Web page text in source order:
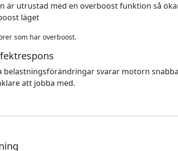
är utrustad med en overboost funktion så
läget
som har overboost.
belastningsförändringar svarar motorn
att jobba med.